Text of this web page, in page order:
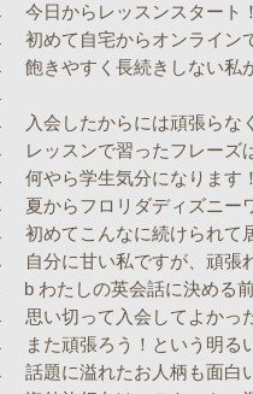
今日からレッスンスタート！
初めて自宅からオンライン
飽きやすく長続きしない私
入会したからには頑張らな
レッスンで習ったフレーズ
何やら学生気分になります！
夏からフロリダディズニー
初めてこんなに続けられて
自分に甘い私ですが、頑張
b わたしの英会話に決める
思い切って入会してよかっ
また頑張ろう！という明
話題に溢れたお人柄も面白